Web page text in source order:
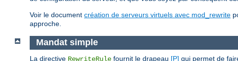
Voir le document création de serveurs virtuels avec mod_rewrite
approche.
Mandat simple
La directive RewriteRule fournit le drapeau [P] qui permet de